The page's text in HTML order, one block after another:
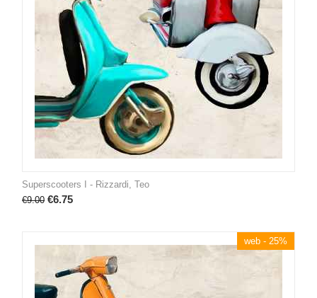
Superscooters I - Rizzardi, Teo
€9.00 €6.75
web - 25%